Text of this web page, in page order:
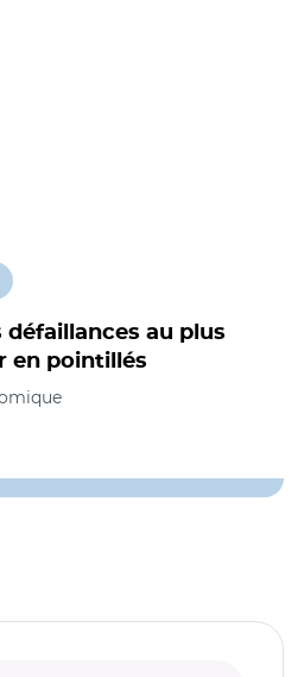
défaillances au plus
en pointillés